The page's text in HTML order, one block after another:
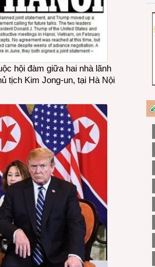
hội đàm giữa hai nhà lãnh
tịch Kim Jong-un, tại Hà Nội